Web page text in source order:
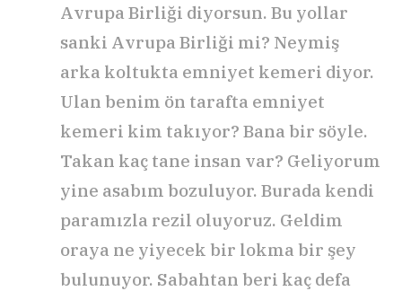
Avrupa Birliği diyorsun. Bu yollar
sanki Avrupa Birliği mi? Neymiş
arka koltukta emniyet kemeri diyor.
Ulan benim ön tarafta emniyet
kemeri kim takıyor? Bana bir söyle.
Takan kaç tane insan var? Geliyorum
yine asabım bozuluyor. Burada kendi
paramızla rezil oluyoruz. Geldim
oraya ne yiyecek bir lokma bir şey
bulunuyor. Sabahtan beri kaç defa